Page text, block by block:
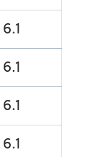
6.1
6.1
6.1
6.1